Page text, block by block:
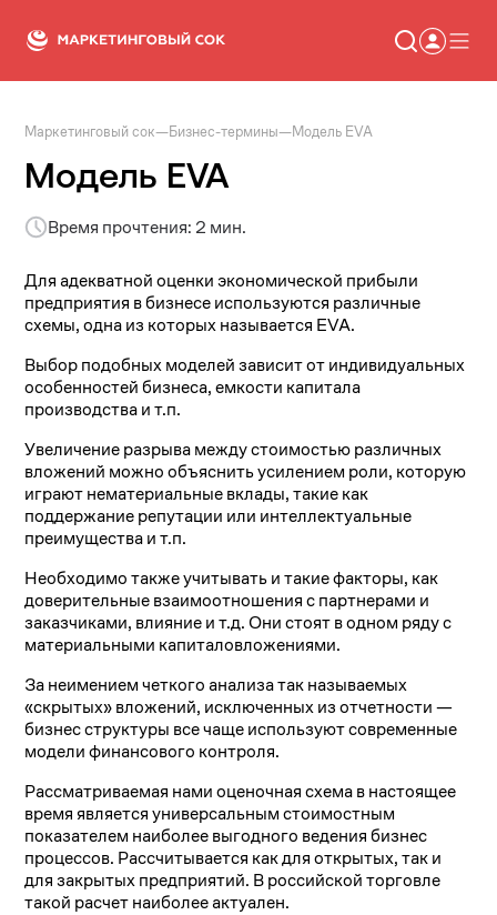
Статьи
Новости
Сервисы
Консалтинг
Маркетинговый сок—Бизнес-термины—Модель EVA
Модель EVA
Время прочтения: 2 мин.
Для адекватной оценки экономической прибыли
предприятия в бизнесе используются различные
схемы, одна из которых называется EVA.
Выбор подобных моделей зависит от индивидуальных
особенностей бизнеса, емкости капитала
производства и т.п.
Увеличение разрыва между стоимостью различных
вложений можно объяснить усилением роли, которую
играют нематериальные вклады, такие как
поддержание репутации или интеллектуальные
преимущества и т.п.
Необходимо также учитывать и такие факторы, как
доверительные взаимоотношения с партнерами и
заказчиками, влияние и т.д. Они стоят в одном ряду с
материальными капиталовложениями.
За неимением четкого анализа так называемых
«скрытых» вложений, исключенных из отчетности —
бизнес структуры все чаще используют современные
модели финансового контроля.
Рассматриваемая нами оценочная схема в настоящее
время является универсальным стоимостным
показателем наиболее выгодного ведения бизнес
процессов. Рассчитывается как для открытых, так и
для закрытых предприятий. В российской торговле
такой расчет наиболее актуален.